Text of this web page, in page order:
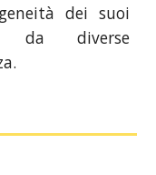
dei suoi
da diverse